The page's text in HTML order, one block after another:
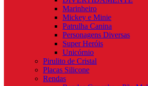
Marinheiro
Mickey e Minie
Patrulha Canina
Personagens Diversas
Super Heróis
Unicórnio
Pirulito de Cristal
Placas Silicone
Rendas